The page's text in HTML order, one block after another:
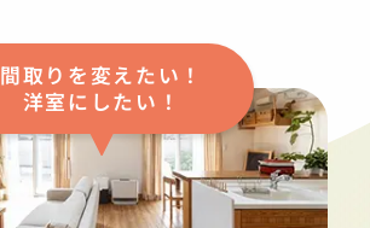
間取りを変えたい！
洋室にしたい！